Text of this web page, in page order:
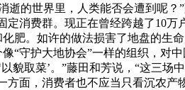
的世界里，人类能否会遭到呢？
消费群。现正在曾经跨越了10万
肥。如许的做法损害了地盘的生
守护大地协会”一样的组织，对
取菜’。”藤田和芳说，“这三场
面，消费者也不应当只看沉农